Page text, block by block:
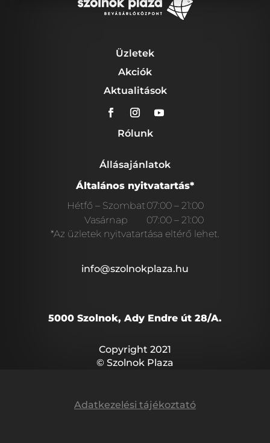
Üzletek
Akciók
Aktualitások
Rólunk
Állásajánlatok
Általános nyitvatartás*
Hétfő – Szombat07:00 – 21:00
Vasárnap
07:00 – 21:00
*Az üzletek nyitvatartása eltérő lehet.
info@szolnokplaza.hu
5000 Szolnok, Ady Endre út 28/A.
Copyright 2021
© Szolnok Plaza
Adatkezelési tájékoztató